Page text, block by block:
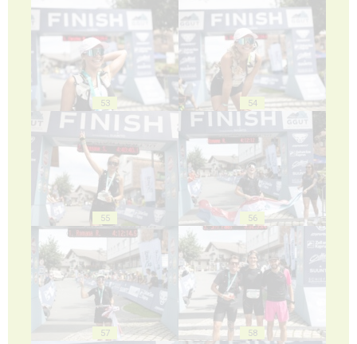
53 54
55 56
57 58